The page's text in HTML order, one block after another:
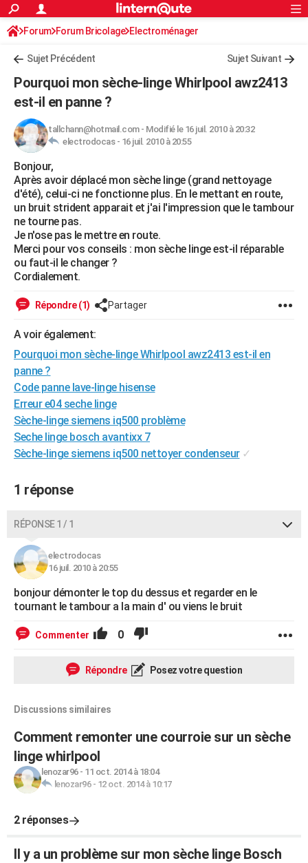
ACTUALITÉS
Politique
Société
Faits Divers
Education
Monde
Villes
+
Programme TV
Streaming
Cinéma
Sorties cinéma
Musique
FINANCE
Retraite
Impôts
Epargne
Immobilier
Risques naturels par ville
Banque
Assurance
Crédit
AUTO
Essais
Réserver un essai
Citadines
Berlines
SUV
Forum auto
HIGH-TECH
Mobiles
Meilleur smartphone
Internet
Ordinateurs
Jeux vidéo
Guide high-tech
+BRICOLAGE
Forum
Aménagement intérieur
Extérieur
Cuisine
Salle de bains
Jardinage
Rangement
WEEK-END
Guides de France
Escapades
Patrimoine
Expositions
Musées
Week-end nature
+LIFESTYLE
Art de vivre
Bien-être
Loisirs
Mode
Modes de vie
SANTE
VOYAGE
GUIDES D'ACHAT
BONS PLANS
CARTE DE VOEUX
Carte de Noël
Carte Bonne année
Carte Saint-Valentin
Carte Pâques
Carte d'anniversaire
DICTIONNAIRE
Dictionnaire
Biographies
Citations
Expressions
Proverbes
COPAINS D'AVANT
S'inscrire
Se connecter
Lycées
Collèges
Primaires
Universités
Entreprises
Service militaire
Avis de recherche
AVIS DE DÉCÈS
FORUM
Bricolage
Lifestyle
Culture
Sport
Auto
Television
Voyage
Cinema
S'inscrire
Connexion
Forum Forum Bricolage Electroménager
Sujet Précédent Sujet Suivant
Pourquoi mon sèche-linge Whirlpool awz2413
est-il en panne ?
tallchann@hotmail.com- Modifié le 16 juil. 2010 à 20:32
electrodocas - 16 juil. 2010 à 20:55
Bonjour,
Après avoir déplacé mon sèche linge (grand nettoyage
d'été), celui-ci ne fonctionne plus. En le mettant en route,
un bruit strident apparait et j'ai l'impression que le tambour
ne tourne pas.
Je n'ose pas le mettre en route.
Merci pour vos conseils : mon sèche linge est-il réparable
ou faut-il le changer ?
Cordialement.
Répondre (1) Partager
A voir également:
Pourquoi mon sèche-linge Whirlpool awz2413 est-il en
panne ?
Code panne lave-linge hisense
Erreur e04 seche linge
Sèche-linge siemens iq500 problème
Seche linge bosch avantixx 7
Sèche-linge siemens iq500 nettoyer condenseur ✓
1 réponse
RÉPONSE 1 / 1
electrodocas
16 juil. 2010 à 20:55
bonjour démonter le top du dessus et regarder en le
tournant le tambour a la main d' ou viens le bruit
Commenter 0
Répondre Posez votre question
Discussions similaires
Comment remonter une courroie sur un sèche
linge whirlpool
lenozar96- 11 oct. 2014 à 18:04
lenozar96- 12 oct. 2014 à 10:17
2 réponses
Il y a un problème sur mon sèche linge Bosch